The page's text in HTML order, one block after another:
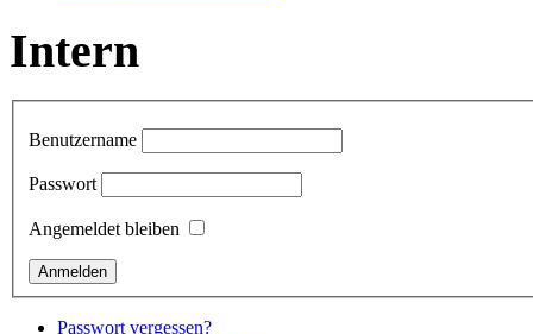
Intern
Benutzername
Passwort
Angemeldet bleiben
Passwort vergessen?